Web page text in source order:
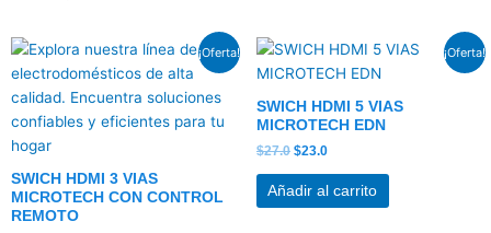
¡Oferta!
SWICH HDMI 3 VIAS
MICROTECH CON CONTROL
REMOTO
El
precio
original
era:
$16.0.
El
actual
es:
$13.5.
¡Oferta!
SWICH HDMI 5 VIAS
MICROTECH EDN
$27.0
El
original
era:
$27.0.
$23.0
El
actual
es:
$23.0.
Añadir al carrito